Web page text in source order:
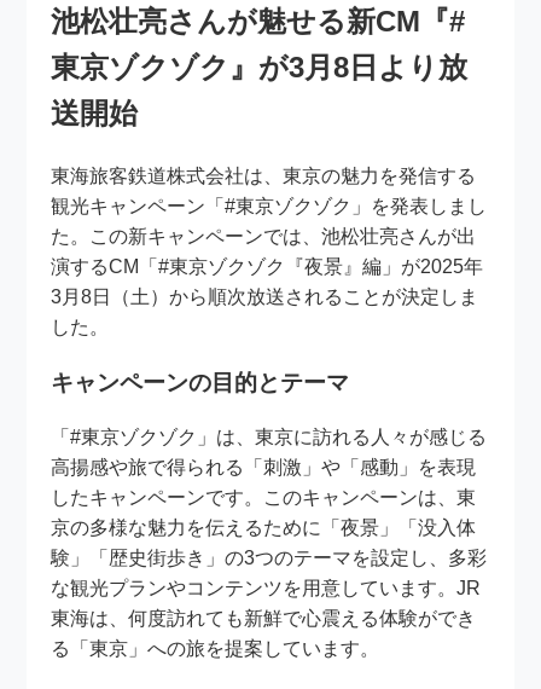
池松壮亮さんが魅せる新CM『#
東京ゾクゾク』が3月8日より放
送開始
東海旅客鉄道株式会社は、東京の魅力を発信する
観光キャンペーン「#東京ゾクゾク」を発表しまし
た。この新キャンペーンでは、池松壮亮さんが出
演するCM「#東京ゾクゾク『夜景』編」が2025年
3月8日（土）から順次放送されることが決定しま
した。
キャンペーンの目的とテーマ
「#東京ゾクゾク」は、東京に訪れる人々が感じる
高揚感や旅で得られる「刺激」や「感動」を表現
したキャンペーンです。このキャンペーンは、東
京の多様な魅力を伝えるために「夜景」「没入体
験」「歴史街歩き」の3つのテーマを設定し、多彩
な観光プランやコンテンツを用意しています。JR
東海は、何度訪れても新鮮で心震える体験ができ
る「東京」への旅を提案しています。